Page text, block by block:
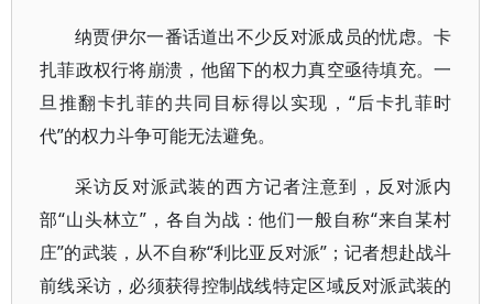
纳贾伊尔一番话道出不少反对派成员的忧虑。卡
扎菲政权行将崩溃，他留下的权力真空亟待填充。一
旦推翻卡扎菲的共同目标得以实现，“后卡扎菲时
代”的权力斗争可能无法避免。
采访反对派武装的西方记者注意到，反对派内
部“山头林立”，各自为战：他们一般自称“来自某村
庄”的武装，从不自称“利比亚反对派”；记者想赴战斗
前线采访，必须获得控制战线特定区域反对派武装的